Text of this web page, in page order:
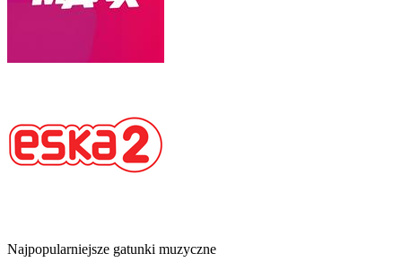
Najpopularniejsze gatunki muzyczne